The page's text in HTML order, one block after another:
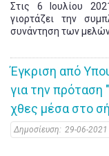
Στις 6 Ιουλίου
γιορτάζει την
συνάντηση των
Έγκριση από
για την πρόταση
χθες μέσα στο
Δημοσίευση: 29-06-